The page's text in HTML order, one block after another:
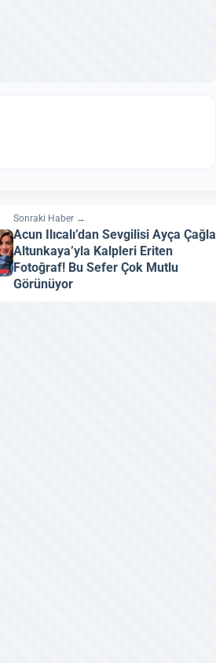
Sonraki Haber →
Acun Ilıcalı’dan Sevgilisi Ayça Çağla
Altunkaya’yla Kalpleri Eriten
Fotoğraf! Bu Sefer Çok Mutlu
Görünüyor